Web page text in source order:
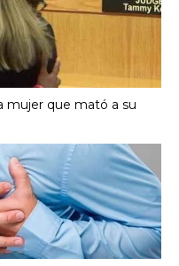
mujer que mató a su